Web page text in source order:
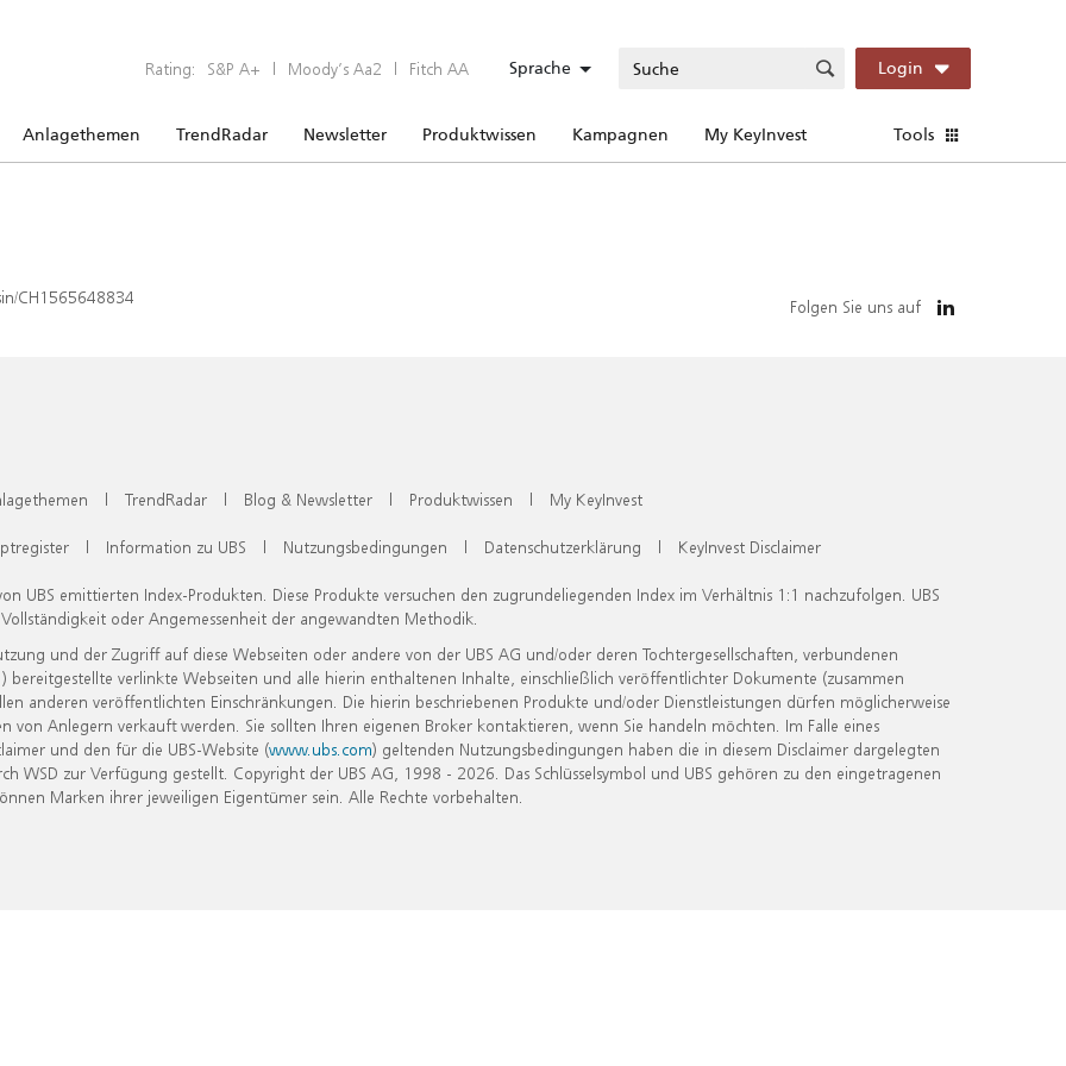
Rating: S&P A+ | Moody’s Aa2 | Fitch AA Sprache Login
Anlagethemen TrendRadar Newsletter Produktwissen Kampagnen My KeyInvest Tools
CH1565648834 Folgen Sie uns auf
| TrendRadar | Blog & Newsletter | Produktwissen | My KeyInvest
| Information zu UBS | Nutzungsbedingungen | Datenschutzerklärung | KeyInvest Disclaimer
UBS emittierten Index-Produkten. Diese Produkte versuchen den zugrundeliegenden Index im Verhältnis 1:1 nachzufolgen. UBS
oder Angemessenheit der angewandten Methodik.
und der Zugriff auf diese Webseiten oder andere von der UBS AG und/oder deren Tochtergesellschaften, verbundenen
verlinkte Webseiten und alle hierin enthaltenen Inhalte, einschließlich veröffentlichter Dokumente (zusammen
anderen veröffentlichten Einschränkungen. Die hierin beschriebenen Produkte und/oder Dienstleistungen dürfen möglicherweise
Anlegern verkauft werden. Sie sollten Ihren eigenen Broker kontaktieren, wenn Sie handeln möchten. Im Falle eines
und den für die UBS-Website (www.ubs.com) geltenden Nutzungsbedingungen haben die in diesem Disclaimer dargelegten
zur Verfügung gestellt. Copyright der UBS AG, 1998 - 2026. Das Schlüsselsymbol und UBS gehören zu den eingetragenen
Marken ihrer jeweiligen Eigentümer sein. Alle Rechte vorbehalten.